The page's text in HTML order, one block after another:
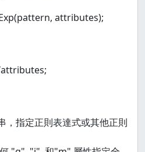
attributes);
，指定正則表達式或其他正則